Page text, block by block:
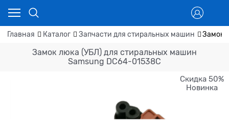
Главная Каталог Запчасти для стиральных машин Замок
Замок люка (УБЛ) для стиральных машин
Samsung DC64-01538C
Скидка 50%
Новинка